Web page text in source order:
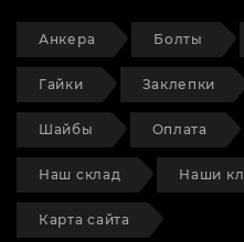
Анкера Болты
Гайки Заклепки
Шайбы Оплата
Наш склад Наши
Карта сайта